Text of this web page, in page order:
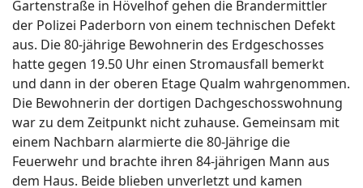
Gartenstraße in Hövelhof gehen die Brandermittler
der Polizei Paderborn von einem technischen Defekt
aus. Die 80-jährige Bewohnerin des Erdgeschosses
hatte gegen 19.50 Uhr einen Stromausfall bemerkt
und dann in der oberen Etage Qualm wahrgenommen.
Die Bewohnerin der dortigen Dachgeschosswohnung
war zu dem Zeitpunkt nicht zuhause. Gemeinsam mit
einem Nachbarn alarmierte die 80-Jährige die
Feuerwehr und brachte ihren 84-jährigen Mann aus
dem Haus. Beide blieben unverletzt und kamen